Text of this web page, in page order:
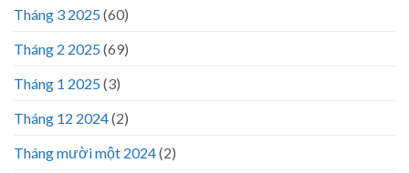
Tháng 3 2025(60)
Tháng 2 2025(69)
Tháng 1 2025(3)
Tháng 12 2024(2)
Tháng mười một 2024(2)